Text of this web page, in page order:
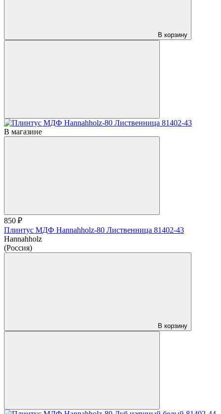
В корзину
В магазине
850 ₽
Плинтус МДФ Hannahholz-80 Лиственница 81402-43
Hannahholz
(Россия)
В корзину